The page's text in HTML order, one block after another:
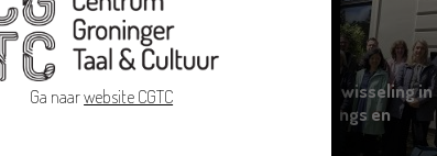
Grensoverschrijdende uitwisseling in
Oldenburg rond het Gronings en
Ga naarwebsite CGTC